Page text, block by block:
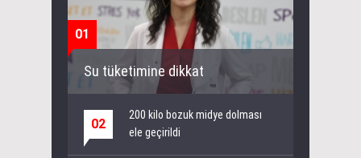
01
Su tüketimine dikkat
02
200 kilo bozuk midye dolması
ele geçirildi